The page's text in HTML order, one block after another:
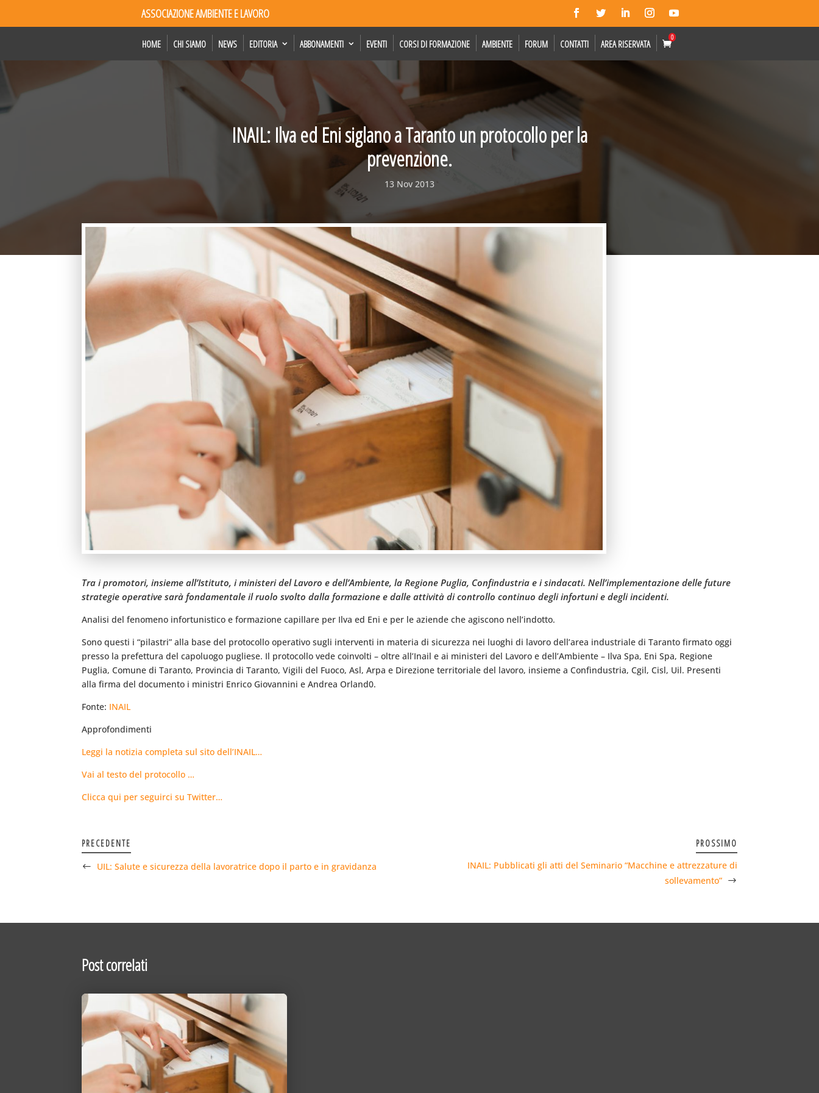
ASSOCIAZIONE AMBIENTE E LAVORO
HOME CHI SIAMO NEWS EDITORIA ABBONAMENTI EVENTI CORSI DI FORMAZIONE AMBIENTE FORUM CONTATTI AREA RISERVATA
0
INAIL: Ilva ed Eni siglano a Taranto un protocollo per la
prevenzione.
13 Nov 2013
Tra i promotori, insieme all’Istituto, i ministeri del Lavoro e dell’Ambiente, la Regione Puglia, Confindustria e i sindacati. Nell’implementazione delle future
strategie operative sarà fondamentale il ruolo svolto dalla formazione e dalle attività di controllo continuo degli infortuni e degli incidenti.
Analisi del fenomeno infortunistico e formazione capillare per Ilva ed Eni e per le aziende che agiscono nell’indotto.
Sono questi i “pilastri” alla base del protocollo operativo sugli interventi in materia di sicurezza nei luoghi di lavoro dell’area industriale di Taranto firmato oggi
presso la prefettura del capoluogo pugliese. Il protocollo vede coinvolti – oltre all’Inail e ai ministeri del Lavoro e dell’Ambiente – Ilva Spa, Eni Spa, Regione
Puglia, Comune di Taranto, Provincia di Taranto, Vigili del Fuoco, Asl, Arpa e Direzione territoriale del lavoro, insieme a Confindustria, Cgil, Cisl, Uil. Presenti
alla firma del documento i ministri Enrico Giovannini e Andrea Orland0.
Fonte: INAIL
Approfondimenti
Leggi la notizia completa sul sito dell’INAIL…
Vai al testo del protocollo …
Clicca qui per seguirci su Twitter…
PRECEDENTE
UIL: Salute e sicurezza della lavoratrice dopo il parto e in gravidanza
PROSSIMO
INAIL: Pubblicati gli atti del Seminario “Macchine e attrezzature di
sollevamento”
Post correlati